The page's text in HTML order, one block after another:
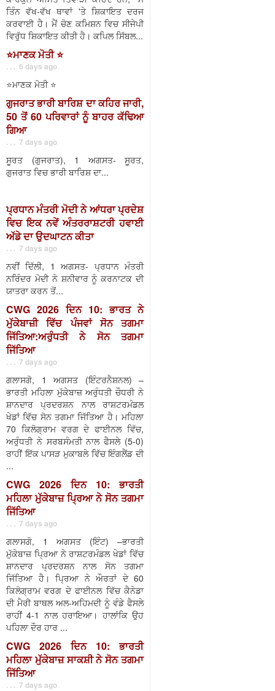
ਤਿੰਨ ਵੱਖ-ਵੱਖ ਥਾਵਾਂ 'ਤੇ ਸ਼ਿਕਾਇਤ ਦਰਜ
ਕਰਵਾਈ ਹੈ। ਮੈਂ ਚੋਣ ਕਮਿਸ਼ਨ ਵਿਚ ਸੀਜੇਪੀ
ਵਿਰੁੱਧ ਸ਼ਿਕਾਇਤ ਕੀਤੀ ਹੈ। ਕਪਿਲ ਸਿੱਬਲ...
⭐️ਮਾਣਕ ਮੋਤੀ ⭐️
. . . 6 days ago
⭐️ਮਾਣਕ ਮੋਤੀ ⭐️
ਗੁਜਰਾਤ ਭਾਰੀ ਬਾਰਿਸ਼ ਦਾ ਕਹਿਰ ਜਾਰੀ,
50 ਤੋਂ 60 ਪਰਿਵਾਰਾਂ ਨੂੰ ਬਾਹਰ ਕੱਢਿਆ
ਗਿਆ
. . . 7 days ago
ਸੂਰਤ (ਗੁਜਰਾਤ), 1 ਅਗਸਤ- ਸੂਰਤ,
ਗੁਜਰਾਤ ਵਿਚ ਭਾਰੀ ਬਾਰਿਸ਼ ਦਾ...
ਪ੍ਰਧਾਨ ਮੰਤਰੀ ਮੋਦੀ ਨੇ ਆਂਧਰਾ ਪ੍ਰਦੇਸ਼
ਵਿਚ ਇਕ ਨਵੇਂ ਅੰਤਰਰਾਸ਼ਟਰੀ ਹਵਾਈ
ਅੱਡੇ ਦਾ ਉਦਘਾਟਨ ਕੀਤਾ
. . . 7 days ago
ਨਵੀਂ ਦਿੱਲੀ, 1 ਅਗਸਤ- ਪ੍ਰਧਾਨ ਮੰਤਰੀ
ਨਰਿੰਦਰ ਮੋਦੀ ਨੇ ਸ਼ਨੀਵਾਰ ਨੂੰ ਕਰਨਾਟਕ ਦੀ
ਯਾਤਰਾ ਕਰਨ ਤੋਂ...
CWG 2026 ਦਿਨ 10: ਭਾਰਤ ਨੇ
ਮੁੱਕੇਬਾਜ਼ੀ ਵਿੱਚ ਪੰਜਵਾਂ ਸੋਨ ਤਗਮਾ
ਜਿੱਤਿਆ:ਅਰੁੰਧਤੀ ਨੇ ਸੋਨ ਤਗਮਾ
ਜਿੱਤਿਆ
. . . 7 days ago
ਗਲਾਸਗੋ, 1 ਅਗਸਤ (ਇੰਟਰਨੈਸ਼ਨਲ) –
ਭਾਰਤੀ ਮਹਿਲਾ ਮੁੱਕੇਬਾਜ਼ ਅਰੁੰਧਤੀ ਚੌਧਰੀ ਨੇ
ਸ਼ਾਨਦਾਰ ਪ੍ਰਦਰਸ਼ਨ ਨਾਲ ਰਾਸ਼ਟਰਮੰਡਲ
ਖੇਡਾਂ ਵਿੱਚ ਸੋਨ ਤਗਮਾ ਜਿੱਤਿਆ ਹੈ। ਮਹਿਲਾ
70 ਕਿਲੋਗ੍ਰਾਮ ਵਰਗ ਦੇ ਫਾਈਨਲ ਵਿੱਚ,
ਅਰੁੰਧਤੀ ਨੇ ਸਰਬਸੰਮਤੀ ਨਾਲ ਫੈਸਲੇ (5-0)
ਰਾਹੀਂ ਇੱਕ ਪਾਸੜ ਮੁਕਾਬਲੇ ਵਿੱਚ ਇੰਗਲੈਂਡ ਦੀ
...
CWG 2026 ਦਿਨ 10: ਭਾਰਤੀ
ਮਹਿਲਾ ਮੁੱਕੇਬਾਜ਼ ਪ੍ਰਿਆ ਨੇ ਸੋਨ ਤਗਮਾ
ਜਿੱਤਿਆ
. . . 7 days ago
ਗਲਾਸਗੋ, 1 ਅਗਸਤ (ਇੰਟ) –ਭਾਰਤੀ
ਮੁੱਕੇਬਾਜ਼ ਪ੍ਰਿਆ ਨੇ ਰਾਸ਼ਟਰਮੰਡਲ ਖੇਡਾਂ ਵਿੱਚ
ਸ਼ਾਨਦਾਰ ਪ੍ਰਦਰਸ਼ਨ ਨਾਲ ਸੋਨ ਤਗਮਾ
ਜਿੱਤਿਆ ਹੈ। ਪ੍ਰਿਆ ਨੇ ਔਰਤਾਂ ਦੇ 60
ਕਿਲੋਗ੍ਰਾਮ ਵਰਗ ਦੇ ਫਾਈਨਲ ਵਿੱਚ ਕੈਨੇਡਾ
ਦੀ ਮੈਰੀ ਬਾਥਲ ਅਲ-ਅਹਿਮਦੀ ਨੂੰ ਵੰਡੇ ਫੈਸਲੇ
ਰਾਹੀਂ 4-1 ਨਾਲ ਹਰਾਇਆ। ਹਾਲਾਂਕਿ ਉਹ
ਪਹਿਲਾ ਦੌਰ ਹਾਰ ...
CWG 2026 ਦਿਨ 10: ਭਾਰਤੀ
ਮਹਿਲਾ ਮੁੱਕੇਬਾਜ਼ ਸਾਕਸ਼ੀ ਨੇ ਸੋਨ ਤਗਮਾ
ਜਿੱਤਿਆ
. . . 7 days ago